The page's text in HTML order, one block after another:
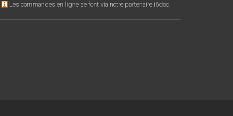
Les commandes en ligne se font via notre partenaire i6doc.